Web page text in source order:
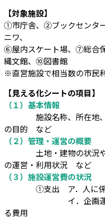
【対象施設】
①市庁舎、②ブックセンタ
ニワ、
⑥屋内スケート場、⑦総合
縄文館、⑩図書館
※直営施設で相当数の市民
【見える化シートの項目】
（１）基本情報
施設名称、所在地、
の目的 など
（２）管理・運営の概要
土地・建物の状況
の運営・利用状況 など
（３）施設運営費の状況
①支出 ア．人に係
イ．企画運営費…
る費用